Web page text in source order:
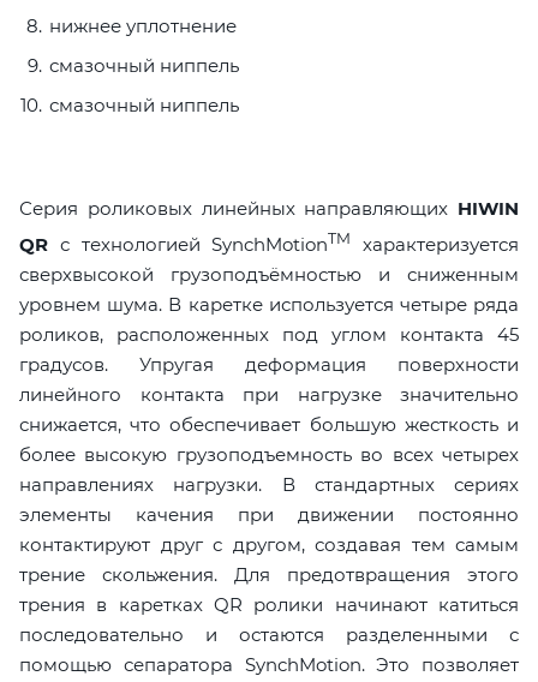
нижнее уплотнение
смазочный ниппель
смазочный ниппель
Серия роликовых линейных направляющих HIWIN
QR с технологией SynchMotionTM
характеризуется
сверхвысокой грузоподъёмностью и сниженным
уровнем шума. В каретке используется четыре ряда
роликов, расположенных под углом контакта 45
градусов. Упругая деформация поверхности
линейного контакта при нагрузке значительно
снижается, что обеспечивает большую жесткость и
более высокую грузоподъемность во всех четырех
направлениях нагрузки. В стандартных сериях
элементы качения при движении постоянно
контактируют друг с другом, создавая тем самым
трение скольжения. Для предотвращения этого
трения в каретках QR ролики начинают катиться
последовательно и остаются разделенными с
помощью сепаратора SynchMotion. Это позволяет